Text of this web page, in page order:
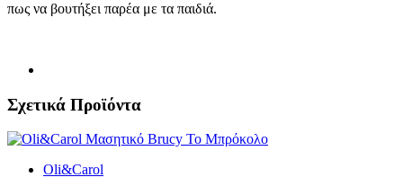
πως να βουτήξει παρέα με τα παιδιά.
Σχετικά Προϊόντα
Oli&Carol